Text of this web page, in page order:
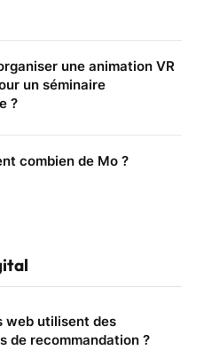
une animation VR
un séminaire
?
combien de Mo ?
web utilisent des
de recommandation ?